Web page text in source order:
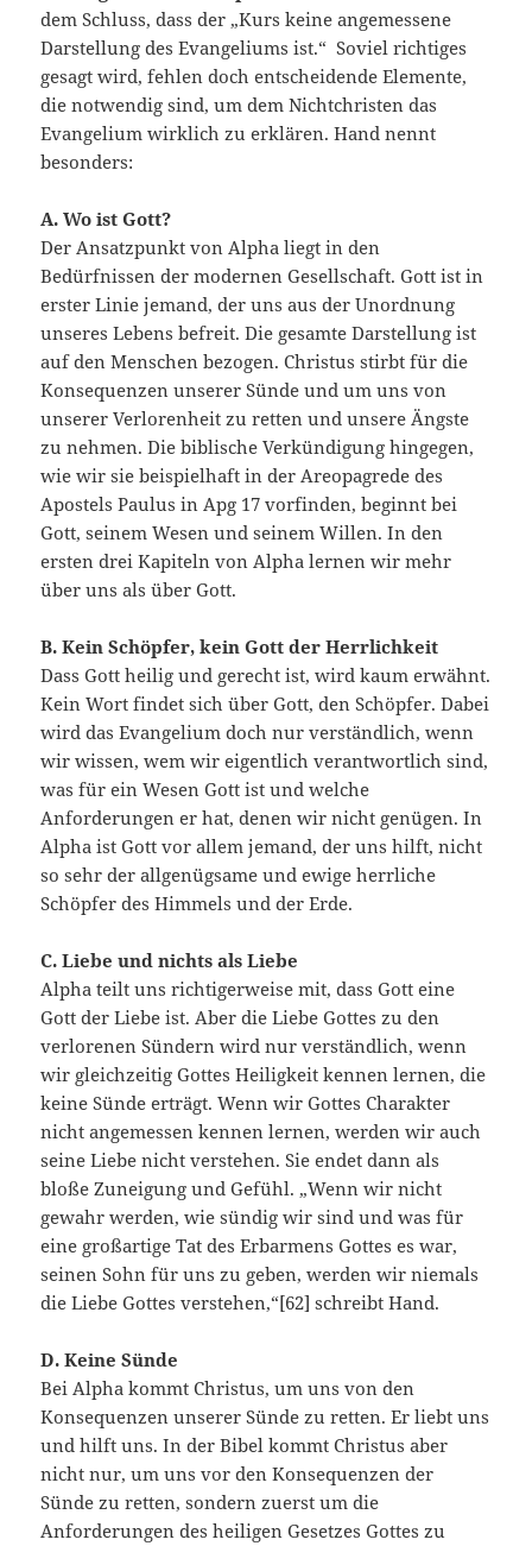
dem Schluss, dass der „Kurs keine angemessene
Darstellung des Evangeliums ist.“ Soviel richtiges
gesagt wird, fehlen doch entscheidende Elemente,
die notwendig sind, um dem Nichtchristen das
Evangelium wirklich zu erklären. Hand nennt
besonders:
A. Wo ist Gott?
Der Ansatzpunkt von Alpha liegt in den
Bedürfnissen der modernen Gesellschaft. Gott ist in
erster Linie jemand, der uns aus der Unordnung
unseres Lebens befreit. Die gesamte Darstellung ist
auf den Menschen bezogen. Christus stirbt für die
Konsequenzen unserer Sünde und um uns von
unserer Verlorenheit zu retten und unsere Ängste
zu nehmen. Die biblische Verkündigung hingegen,
wie wir sie beispielhaft in der Areopagrede des
Apostels Paulus in Apg 17 vorfinden, beginnt bei
Gott, seinem Wesen und seinem Willen. In den
ersten drei Kapiteln von Alpha lernen wir mehr
über uns als über Gott.
B. Kein Schöpfer, kein Gott der Herrlichkeit
Dass Gott heilig und gerecht ist, wird kaum erwähnt.
Kein Wort findet sich über Gott, den Schöpfer. Dabei
wird das Evangelium doch nur verständlich, wenn
wir wissen, wem wir eigentlich verantwortlich sind,
was für ein Wesen Gott ist und welche
Anforderungen er hat, denen wir nicht genügen. In
Alpha ist Gott vor allem jemand, der uns hilft, nicht
so sehr der allgenügsame und ewige herrliche
Schöpfer des Himmels und der Erde.
C. Liebe und nichts als Liebe
Alpha teilt uns richtigerweise mit, dass Gott eine
Gott der Liebe ist. Aber die Liebe Gottes zu den
verlorenen Sündern wird nur verständlich, wenn
wir gleichzeitig Gottes Heiligkeit kennen lernen, die
keine Sünde erträgt. Wenn wir Gottes Charakter
nicht angemessen kennen lernen, werden wir auch
seine Liebe nicht verstehen. Sie endet dann als
bloße Zuneigung und Gefühl. „Wenn wir nicht
gewahr werden, wie sündig wir sind und was für
eine großartige Tat des Erbarmens Gottes es war,
seinen Sohn für uns zu geben, werden wir niemals
die Liebe Gottes verstehen,“[62] schreibt Hand.
D. Keine Sünde
Bei Alpha kommt Christus, um uns von den
Konsequenzen unserer Sünde zu retten. Er liebt uns
und hilft uns. In der Bibel kommt Christus aber
nicht nur, um uns vor den Konsequenzen der
Sünde zu retten, sondern zuerst um die
Anforderungen des heiligen Gesetzes Gottes zu